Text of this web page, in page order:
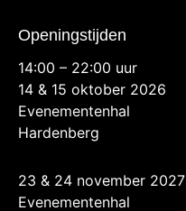
Openingstijden
14:00 – 22:00 uur
14 & 15 oktober 2026
Evenementenhal
Hardenberg
23 & 24 november 2027
Evenementenhal